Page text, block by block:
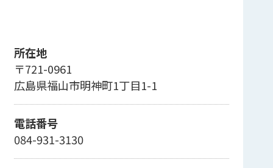
所在地
〒721-0961
広島県福山市明神町1丁目1-1
電話番号
084-931-3130